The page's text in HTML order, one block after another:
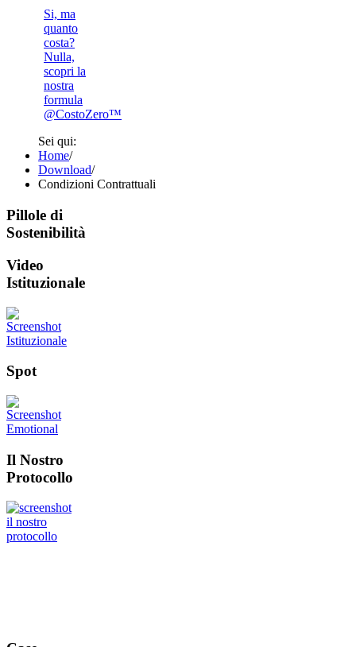
Si, ma
quanto
costa?
Nulla,
scopri la
nostra
formula
@CostoZero™
Sei qui:
Home/
Download/
Condizioni Contrattuali
Pillole di
Sostenibilità
Video
Istituzionale
Spot
Il Nostro
Protocollo